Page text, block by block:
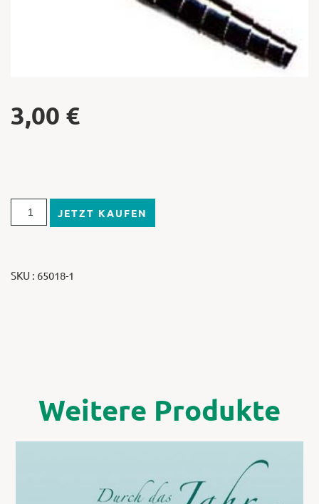
3,00 €
JETZT KAUFEN
SKU : 65018-1
Weitere Produkte